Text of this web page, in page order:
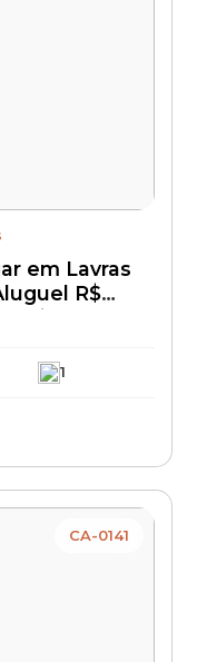
em Lavras
R$
| Casa
1
CA-0141